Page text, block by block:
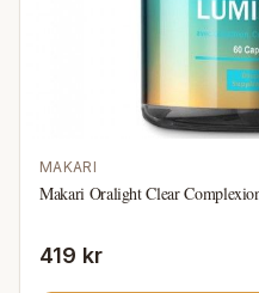
MAKARI
Makari Oralight Clear
419 kr